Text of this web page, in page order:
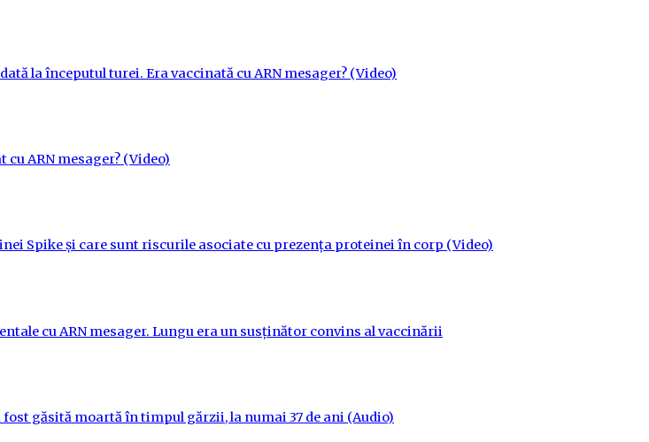
la începutul turei. Era vaccinată cu ARN mesager? (Video)
ARN mesager? (Video)
Spike și care sunt riscurile asociate cu prezența proteinei în corp (Video)
cu ARN mesager. Lungu era un susținător convins al vaccinării
găsită moartă în timpul gărzii, la numai 37 de ani (Audio)